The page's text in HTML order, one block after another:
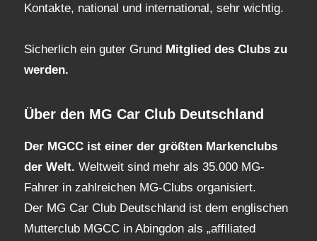
Kontakte, national und international, sehr wichtig.
Sicherlich ein guter Grund Mitglied des Clubs zu
werden.
Über den MG Car Club Deutschland
Der MGCC ist einer der größten Markenclubs
der Welt. Weltweit sind mehr als 35.000 MG-
Fahrer in zahlreichen MG-Clubs organisiert.
Der MG Car Club Deutschland ist dem englischen
Mutterclub MGCC in Abingdon als „affiliated